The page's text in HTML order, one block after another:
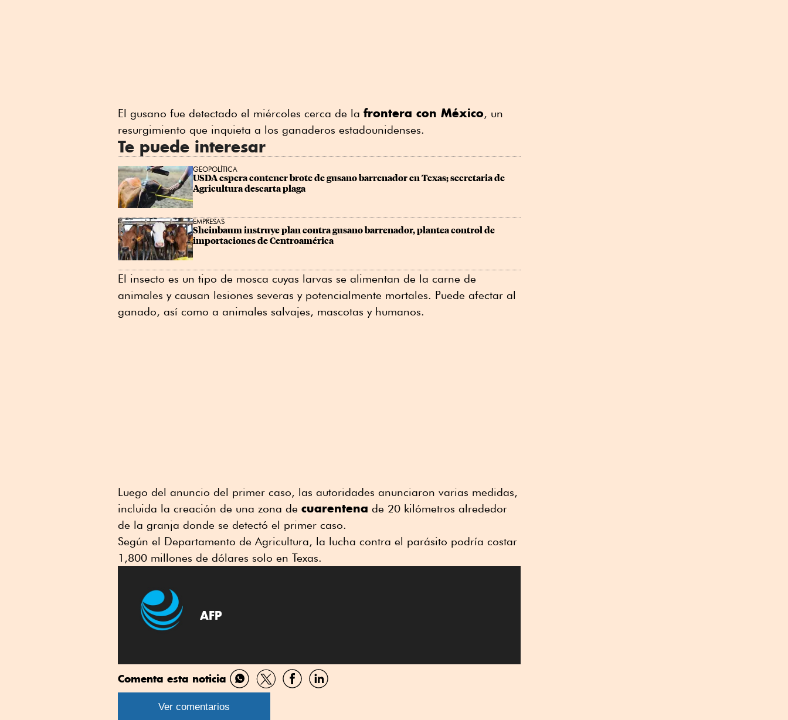
El gusano fue detectado el miércoles cerca de la frontera con México, un
resurgimiento que inquieta a los ganaderos estadounidenses.
Te puede interesar
GEOPOLÍTICA
USDA espera contener brote de gusano barrenador en Texas; secretaria de
Agricultura descarta plaga
EMPRESAS
Sheinbaum instruye plan contra gusano barrenador, plantea control de
importaciones de Centroamérica
El insecto es un tipo de mosca cuyas larvas se alimentan de la carne de
animales y causan lesiones severas y potencialmente mortales. Puede afectar al
ganado, así como a animales salvajes, mascotas y humanos.
Luego del anuncio del primer caso, las autoridades anunciaron varias medidas,
incluida la creación de una zona de cuarentena de 20 kilómetros alrededor
de la granja donde se detectó el primer caso.
Según el Departamento de Agricultura, la lucha contra el parásito podría costar
1,800 millones de dólares solo en Texas.
AFP
Comenta esta noticia
Compartir
por
Compartir
por
CompartirCompartir
Ver comentarios